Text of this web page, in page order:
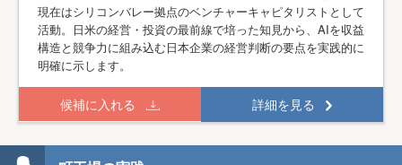
現在はシリコンバレー拠点のベンチャーキャピタリストとして
活動。日米の経営・投資の最前線で培った知見から、AIを収益
構造と競争力に組み込む日本企業の経営判断の要点を実践的に
明確に示します。
候補に入れる 詳細を見る